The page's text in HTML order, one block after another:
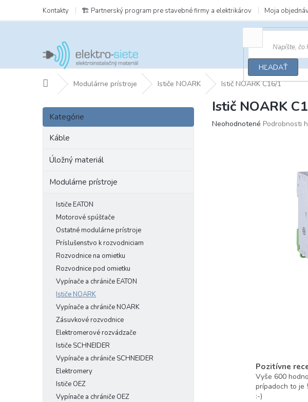
obsah
Kontakty 🏗️ Partnerský program pre stavebné firmy a elektrikárov Moja
HĽADAŤ
DomovModulárne prístroje Ističe NOARK Istič NOARK C16/1
B
č
Preskočiť
kategórie
Kategórie
Káble
Úložný materiál
Modulárne prístroje
Ističe EATON
Motorové spúšťače
Ostatné modulárne prístroje
Príslušenstvo k rozvodniciam
Rozvodnice na omietku
Rozvodnice pod omietku
Vypínače a chrániče EATON
Ističe NOARK
Vypínače a chrániče NOARK
Zásuvkové rozvodnice
Elektromerové rozvádzače
Ističe SCHNEIDER
Vypínače a chrániče SCHNEIDER
Elektromery
Ističe OEZ
Vypínače a chrániče OEZ
Istič NOARK
Priemerné
Neohodnotené Podrobnosti
Pozitívne
Vyše 600
prípadoch to je
:-)